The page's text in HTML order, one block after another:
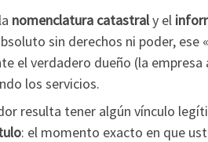
nomenclatura catastraly el
sin derechos ni poder, ese
el verdadero dueño (la
los servicios.
resulta tener algún vínculo
: el momento exacto en que